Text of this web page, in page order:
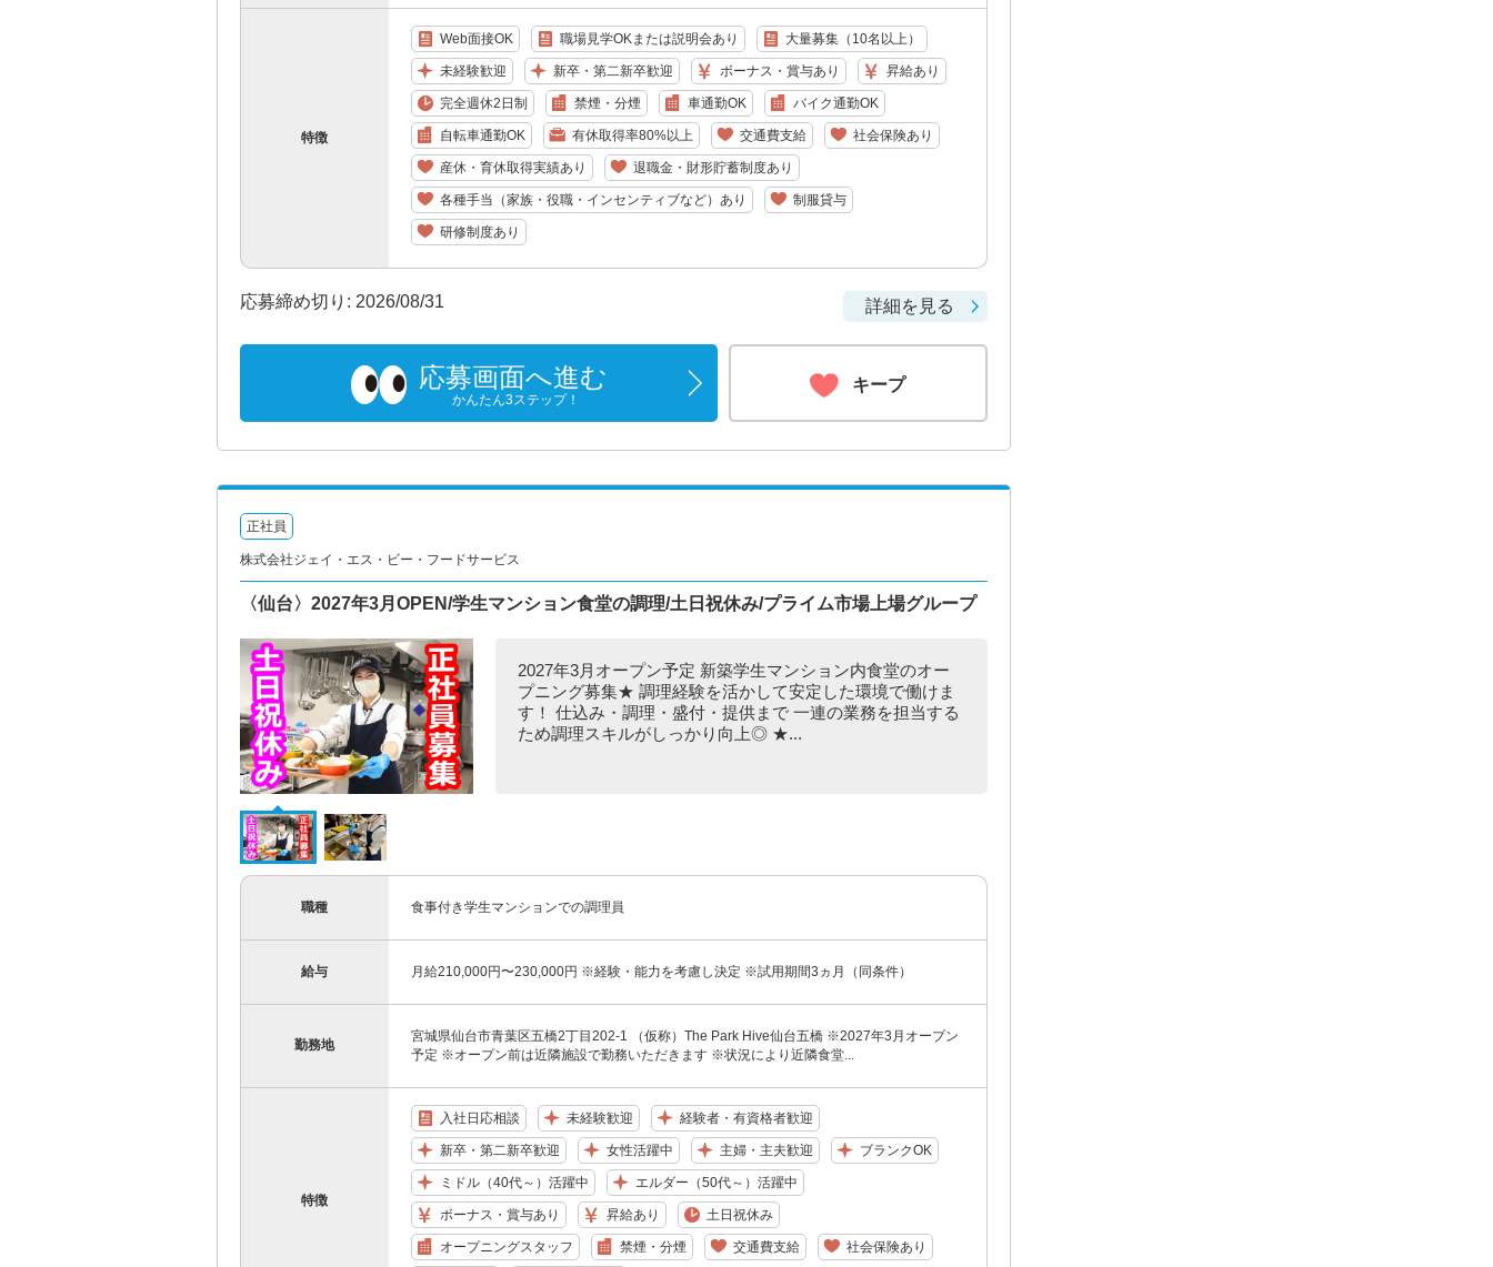
特徴
Web面接OK 職場見学OKまたは説明会あり 大量募集（10名以上）
未経験歓迎 新卒・第二新卒歓迎 ボーナス・賞与あり 昇給あり
完全週休2日制 禁煙・分煙 車通勤OK バイク通勤OK
自転車通勤OK 有休取得率80%以上 交通費支給 社会保険あり
産休・育休取得実績あり 退職金・財形貯蓄制度あり
各種手当（家族・役職・インセンティブなど）あり 制服貸与
研修制度あり
応募締め切り: 2026/08/31 詳細を見る
応募画面へ進む
かんたん3ステップ！
キープ
正社員
株式会社ジェイ・エス・ビー・フードサービス
〈仙台〉2027年3月OPEN/学生マンション食堂の調理/土日祝休み/プライム市場上場グループ
2027年3月オープン予定 新築学生マンション内食堂のオー
プニング募集★ 調理経験を活かして安定した環境で働けま
す！ 仕込み・調理・盛付・提供まで 一連の業務を担当する
ため調理スキルがしっかり向上◎ ★...
職種 食事付き学生マンションでの調理員
給与 月給210,000円〜230,000円 ※経験・能力を考慮し決定 ※試用期間3ヵ月（同条件）
勤務地
宮城県仙台市青葉区五橋2丁目202-1 （仮称）The Park Hive仙台五橋 ※2027年3月オープン
予定 ※オープン前は近隣施設で勤務いただきます ※状況により近隣食堂...
特徴
入社日応相談 未経験歓迎 経験者・有資格者歓迎
新卒・第二新卒歓迎 女性活躍中 主婦・主夫歓迎 ブランクOK
ミドル（40代～）活躍中 エルダー（50代～）活躍中
ボーナス・賞与あり 昇給あり 土日祝休み
オープニングスタッフ 禁煙・分煙 交通費支給 社会保険あり